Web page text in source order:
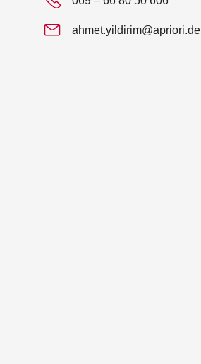
ahmet.yildirim@apriori.de